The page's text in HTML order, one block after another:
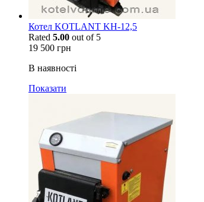
Котел KOTLANT KH-12,5
Rated 5.00 out of 5
19 500 грн
В наявності
Показати